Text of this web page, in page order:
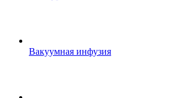
Вакуумная инфузия